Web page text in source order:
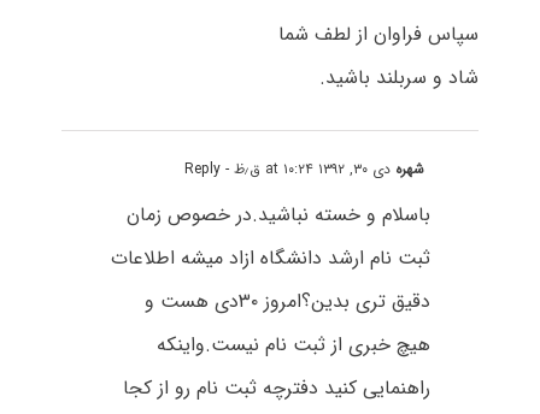
سپاس فراوان از لطف شما
شاد و سربلند باشید.
شهره دی ۳۰, ۱۳۹۲ at ۱۰:۲۴ ق٫ظ - Reply
باسلام و خسته نباشید.در خصوص زمان
ثبت نام ارشد دانشگاه ازاد میشه اطلاعات
دقیق تری بدین؟امروز ۳۰دی هست و
هیچ خبری از ثبت نام نیست.واینکه
راهنمایی کنید دفترچه ثبت نام رو از کجا